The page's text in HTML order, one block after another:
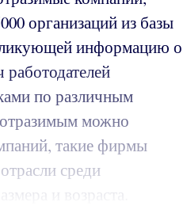
организаций из базы
информацию о
по различным
можно
такие фирмы
среди
и возраста.